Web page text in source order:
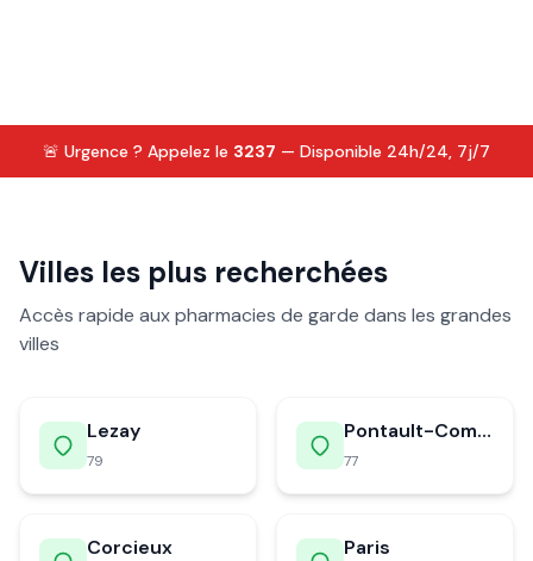
🚨 Urgence ? Appelez le 3237 — Disponible 24h/24, 7j/7
Villes les plus recherchées
Accès rapide aux pharmacies de garde dans les grandes
villes
Lezay
79
Pontault-Combault
77
Corcieux Paris